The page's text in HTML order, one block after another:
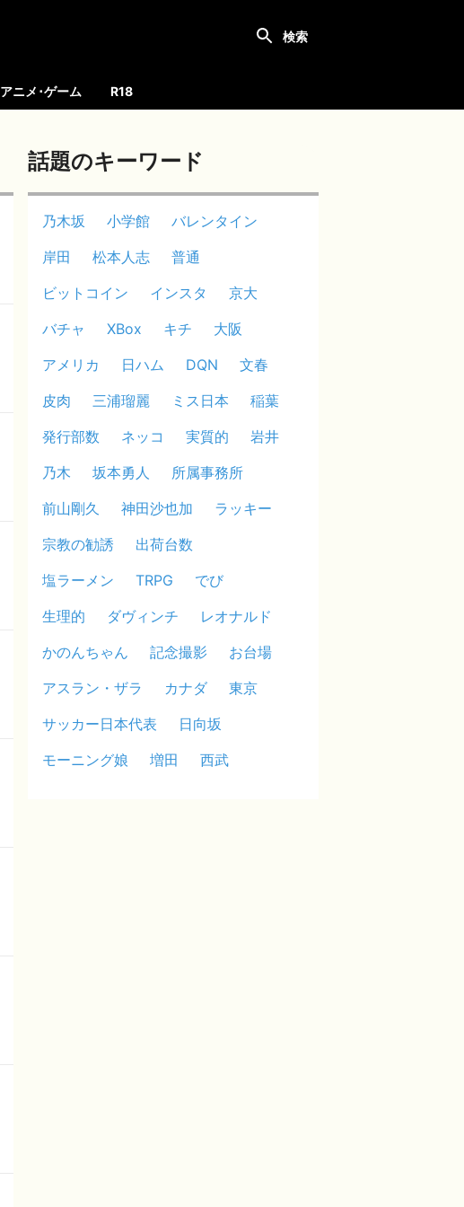
アニメ･ゲーム R18
話題のキーワード
乃木坂 小学館
バレンタイン
岸田
松本人志
普通
ビットコイン
インスタ
京大
バチャ
XBox キチ
大阪
アメリカ
日ハム DQN
文春
皮肉
三浦瑠麗 ミス日本
稲葉
発行部数
ネッコ 実質的
岩井
乃木
坂本勇人
所属事務所
前山剛久
神田沙也加
ラッキー
宗教の勧誘
出荷台数
塩ラーメン
TRPG
でび
生理的
ダヴィンチ
レオナルド
かのんちゃん
記念撮影
お台場
アスラン・ザラ
カナダ
東京
サッカー日本代表
日向坂
モーニング娘
増田 西武